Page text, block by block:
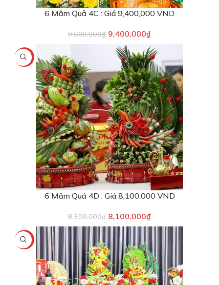
6 Mâm Quả 4C : Giá 9,400,000 VND
9,600,000₫ 9,400,000₫
-2%
6 Mâm Quả 4D : Giá 8,100,000 VND
8,300,000₫ 8,100,000₫
-7%